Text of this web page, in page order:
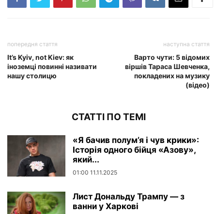
попередня стаття
It’s Kyiv, not Kiev: як
іноземці повинні називати
нашу столицю
наступна стаття
Варто чути: 5 відомих
віршів Тараса Шевченка,
покладених на музику
(відео)
СТАТТІ ПО ТЕМІ
«Я бачив полум’я і чув крики»:
Історія одного бійця «Азову»,
який...
01:00 11.11.2025
Лист Дональду Трампу — з
ванни у Харкові